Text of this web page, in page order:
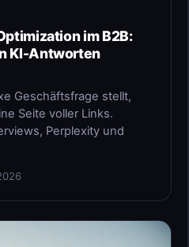
im B2B:
KI-Antworten
Geschäftsfrage stellt,
Seite voller Links.
Perplexity und